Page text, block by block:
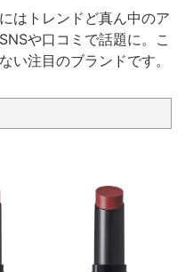
はトレンドど真ん中のア
や口コミで話題に。こ
い注目のブランドです。